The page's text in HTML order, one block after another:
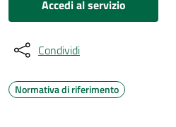
Accedi al servizio
Condividi
Normativa di riferimento